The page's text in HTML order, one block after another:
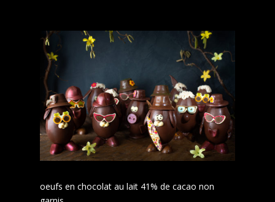
oeufs en chocolat au lait 41% de cacao non